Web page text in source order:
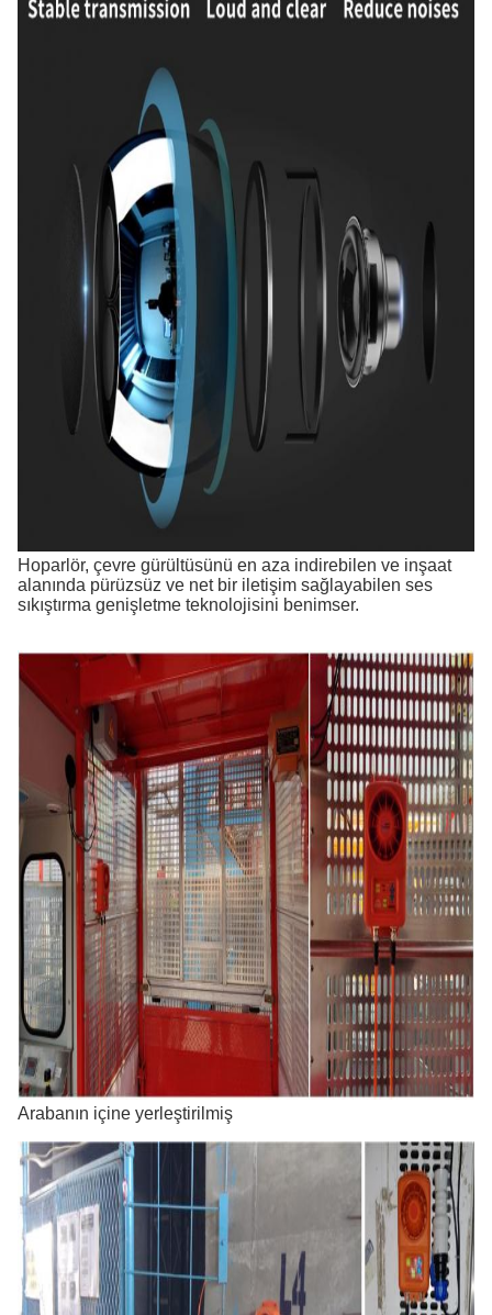
Hoparlör, çevre gürültüsünü en aza indirebilen ve inşaat
alanında pürüzsüz ve net bir iletişim sağlayabilen ses
sıkıştırma genişletme teknolojisini benimser.
Arabanın içine yerleştirilmiş